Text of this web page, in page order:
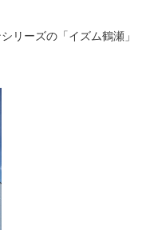
リーズの「イズム鶴瀬」